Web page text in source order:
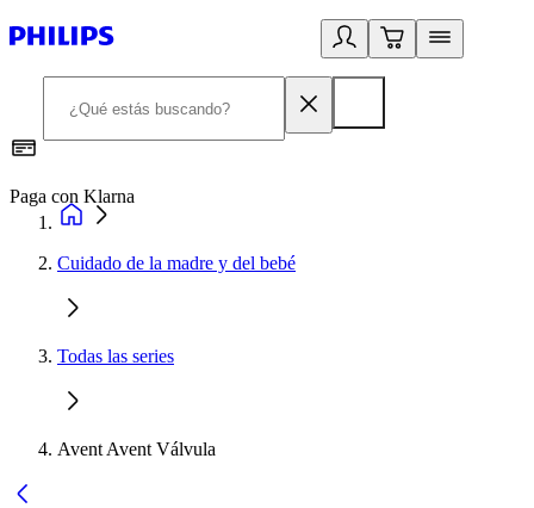
Paga con Klarna
Cuidado de la madre y del bebé
Todas las series
Avent Avent Válvula